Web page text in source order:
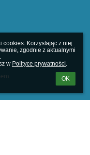
cookies. Korzystając z niej
zgodnie z aktualnymi
w Polityce prywatności.
OK